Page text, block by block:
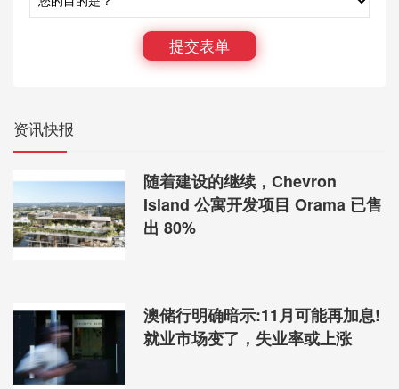
提交表单
资讯快报
随着建设的继续，Chevron
Island 公寓开发项目 Orama 已售
出 80%
澳储行明确暗示:11月可能再加息!
就业市场变了，失业率或上涨